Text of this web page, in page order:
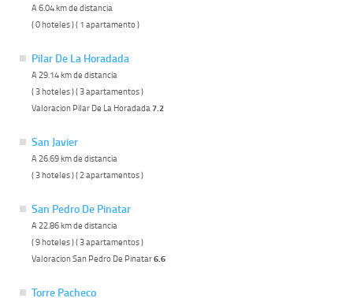
A 6.04 km de distancia
( 0 hoteles ) ( 1 apartamento )
Pilar De La Horadada
A 29.14 km de distancia
( 3 hoteles ) ( 3 apartamentos )
Valoracion Pilar De La Horadada 7.2
San Javier
A 26.69 km de distancia
( 3 hoteles ) ( 2 apartamentos )
San Pedro De Pinatar
A 22.86 km de distancia
( 9 hoteles ) ( 3 apartamentos )
Valoracion San Pedro De Pinatar6.6
Torre Pacheco